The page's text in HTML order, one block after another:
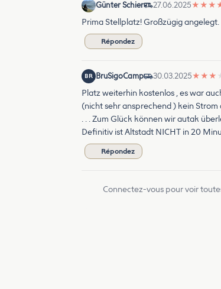
Günter Schier 27.06.2025★ ★ ★
Prima Stellplatz! Großzügig
Répondez
BR BruSigoCamp 30.03.2025★ ★ ★
Platz weiterhin kostenlos , es war
(nicht sehr ansprechend ) kein
. . . Zum Glück können wir autak
Definitiv ist Altstadt NICHT in 20
Répondez
Connectez-vous pour voir